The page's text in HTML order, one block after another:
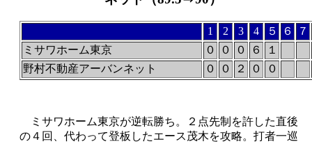
1 2 3 4 ５ ６
７
ミサワホーム東京
０ ０ ０ ６
１
野村不動産アーバンネット
０ ０ ２ ０ ０
ミサワホーム東京が逆転勝ち。２点先制を許した直後
の４回、代わって登板したエース茂木を攻略。打者一巡